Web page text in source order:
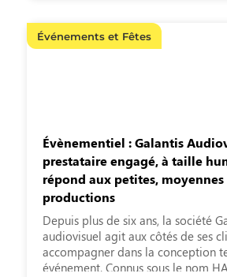
Événements et Fêtes
Évènementiel : Galantis
prestataire engagé, à taille
répond aux petites, moyennes
productions
Depuis plus de six ans, la société
audiovisuel agit aux côtés de ses
accompagner dans la conception
événement. Connus sous le nom